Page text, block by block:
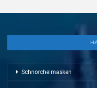
Schnorchelmasken